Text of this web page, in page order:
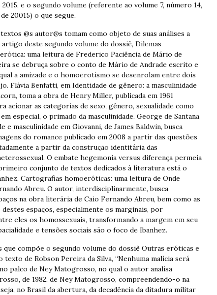
e o segundo volume (referente ao volume 7, número 14,
20015) o que segue.
@s autor@s tomam como objeto de suas análises a
deste segundo volume do dossiê, Dilemas
uma leitura de Frederico Paciência de Mário de
se debruça sobre o conto de Mário de Andrade escrito e
a amizade e o homoerotismo se desenrolam entre dois
Flávia Benfatti, em Identidade de gênero: a masculinidade
toma a obra de Henry Miller, publicada em 1961
acionar as categorias de sexo, gênero, sexualidade como
especial, o primado da masculinidade. George de Santana
masculinidade em Giovanni, de James Baldwin, busca
do romance publicado em 2008 a partir das questões
a partir da construção identitária das
O embate hegemonia versus diferença permeia
conjunto de textos dedicados à literatura está o
Cartografias homoeróticas: uma leitura de Onde
Abreu. O autor, interdisciplinarmente, busca
na obra literária de Caio Fernando Abreu, bem como as
espaços, especialmente os marginais, por
eles os homossexuais, transformando a margem em seu
e tensões sociais são o foco de Ibanhez.
compõe o segundo volume do dossiê Outras eróticas e
de Robson Pereira da Silva, “Nenhuma malícia será
palco de Ney Matogrosso, no qual o autor analisa
de 1982, de Ney Matogrosso, compreendendo-o na
no Brasil da abertura, da decadência da ditadura militar